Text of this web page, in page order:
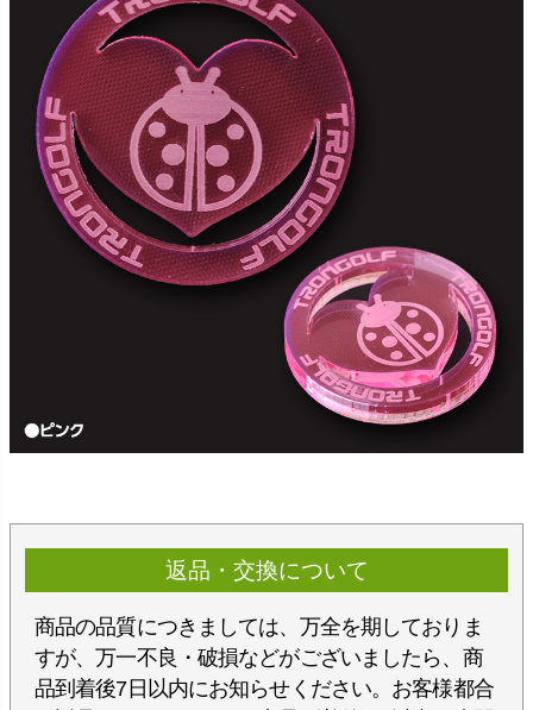
返品・交換について
商品の品質につきましては、万全を期しておりま
すが、万一不良・破損などがございましたら、商
品到着後7日以内にお知らせください。お客様都合